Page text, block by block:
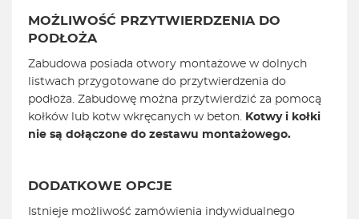
MOŻLIWOŚĆ PRZYTWIERDZENIA DO
PODŁOŻA
Zabudowa posiada otwory montażowe w dolnych
listwach przygotowane do przytwierdzenia do
podłoża. Zabudowę można przytwierdzić za pomocą
kołków lub kotw wkręcanych w beton. Kotwy i kołki
nie są dołączone do zestawu montażowego.
DODATKOWE OPCJE
Istnieje możliwość zamówienia indywidualnego